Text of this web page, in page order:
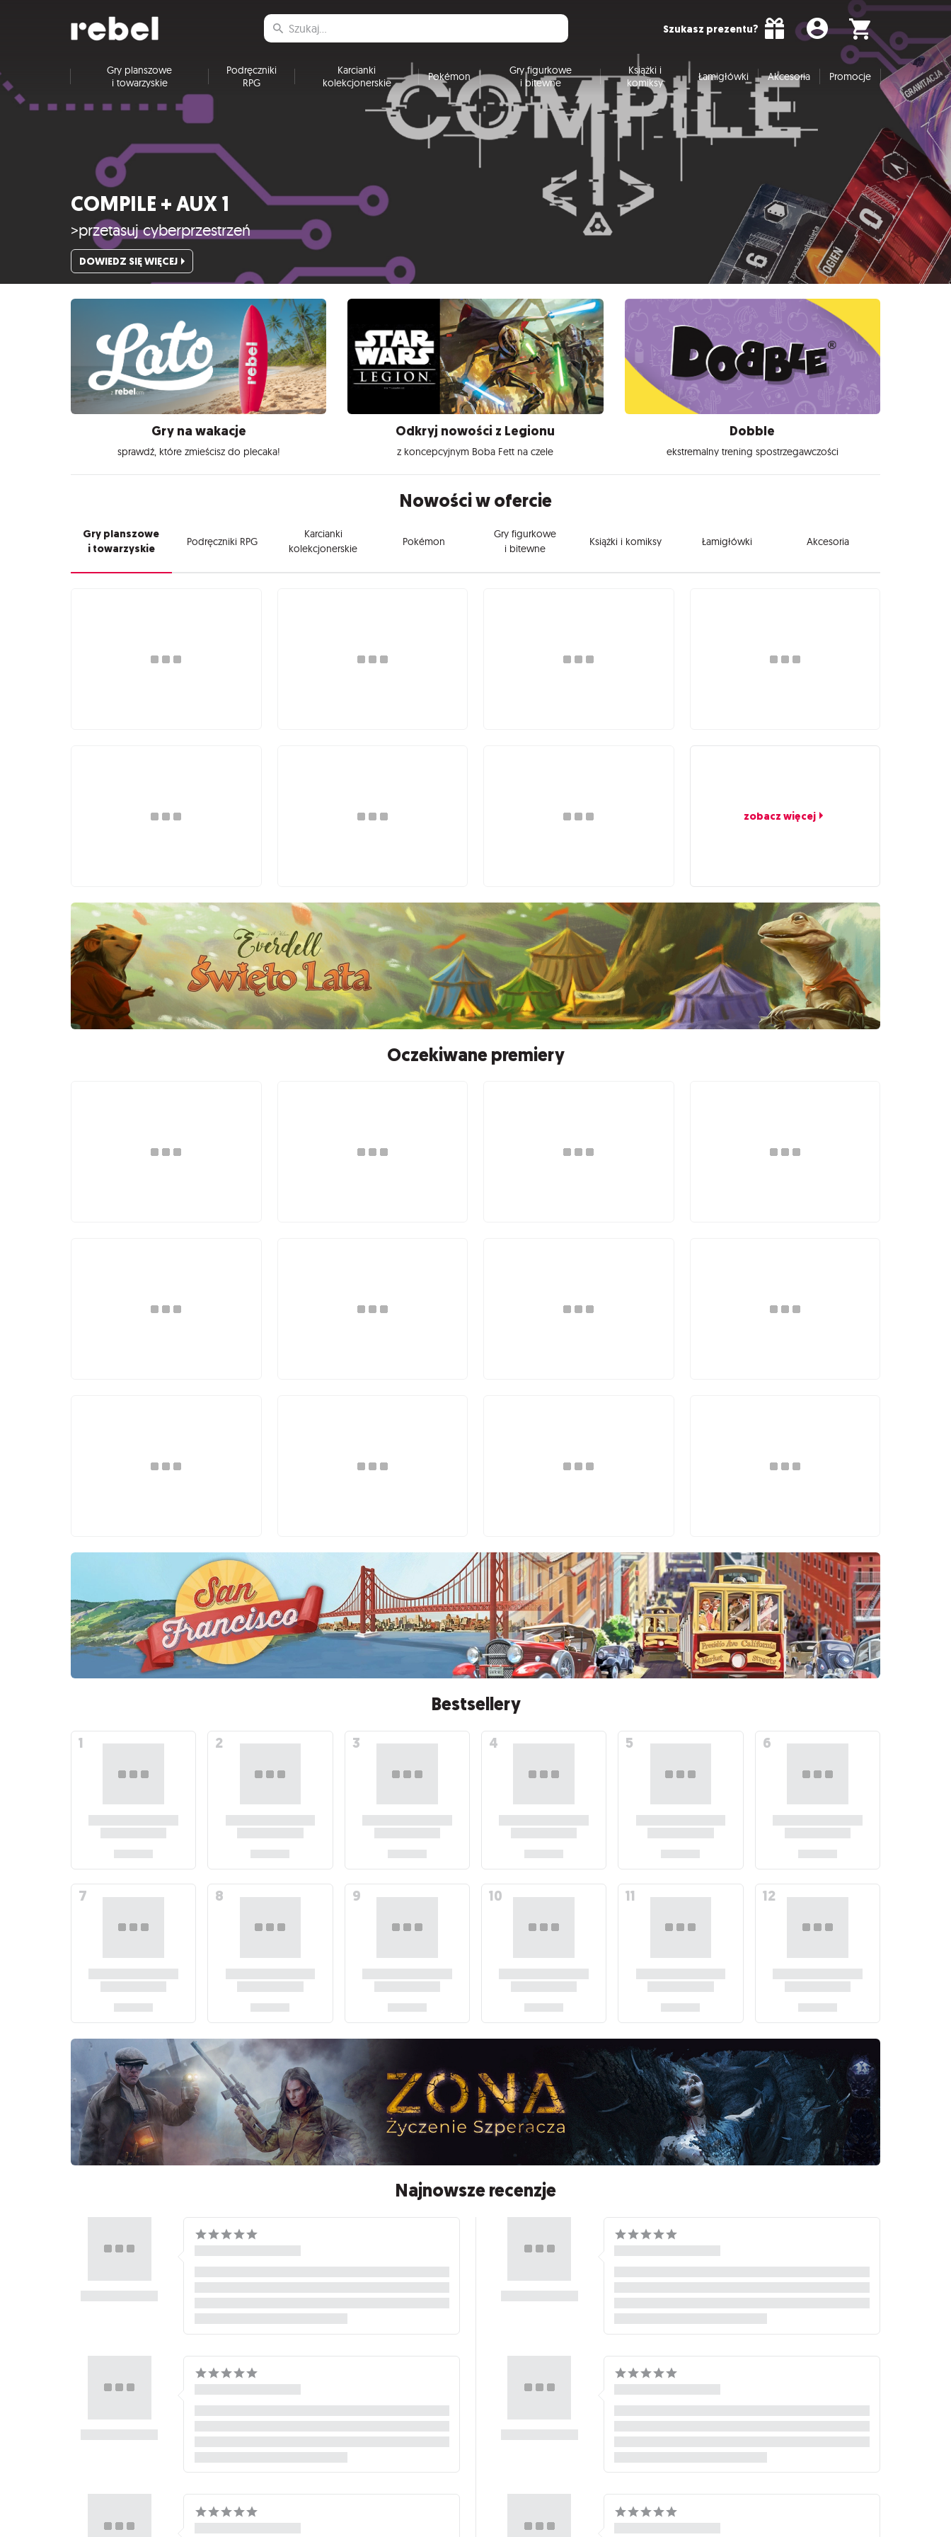
Szukasz prezentu?
Gry planszowe
i towarzyskie
Podręczniki
RPG
Karcianki
kolekcjonerskie
Pokémon
Gry figurkowe
i bitewne
Książki i
komiksy
Łamigłówki Akcesoria Promocje
COMPILE + AUX 1
>przetasuj cyberprzestrzeń
DOWIEDZ SIĘ WIĘCEJ
Gry na wakacje
sprawdź, które zmieścisz do plecaka!
Odkryj nowości z Legionu
z koncepcyjnym Boba Fett na czele
Dobble
ekstremalny trening spostrzegawczości
Nowości w ofercie
Gry planszowe
i towarzyskie
Podręczniki RPG
Karcianki
kolekcjonerskie
Pokémon
Gry figurkowe
i bitewne
Książki i komiksy Łamigłówki Akcesoria
zobacz więcej
Oczekiwane premiery
Bestsellery
Najnowsze recenzje